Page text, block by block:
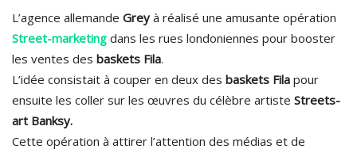
L’agence allemande Grey à réalisé une amusante opération
Street-marketing dans les rues londoniennes pour booster
les ventes des baskets Fila.
L’idée consistait à couper en deux des baskets Fila pour
ensuite les coller sur les œuvres du célèbre artiste Streets-
art Banksy.
Cette opération à attirer l’attention des médias et de